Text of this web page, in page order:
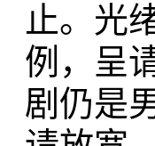
止。光
例，呈
剧仍是